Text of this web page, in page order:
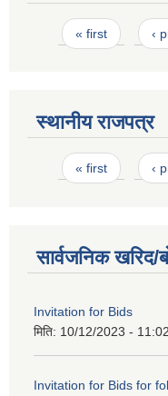
Pages
« first ‹
स्थानीय राजपत्र
Pages
« first ‹
सार्वजनिक
Invitation for Bids
मिति: 10/12/2023 - 11:02
Invitation for Bids for